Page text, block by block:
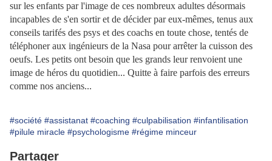
sur les enfants par l'image de ces nombreux adultes désormais
incapables de s'en sortir et de décider par eux-mêmes, tenus aux
conseils tarifés des psys et des coachs en toute chose, tentés de
téléphoner aux ingénieurs de la Nasa pour arrêter la cuisson des
oeufs. Les petits ont besoin que les grands leur renvoient une
image de héros du quotidien... Quitte à faire parfois des erreurs
comme nos anciens...
#société #assistanat #coaching #culpabilisation #infantilisation
#pilule miracle #psychologisme #régime minceur
Partager